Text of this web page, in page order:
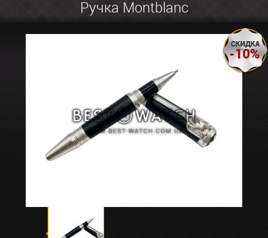
Ручка Montblanc